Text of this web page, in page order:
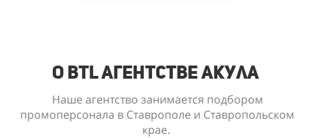
О BTL Агентстве Акула
Наше агентство занимается подбором
промоперсонала в Ставрополе и Ставропольском
крае.